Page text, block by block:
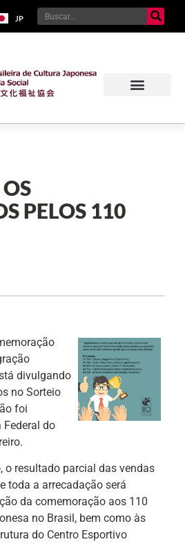
JP
PELOS 110
divulgando
no Sorteio
foi
Federal do
o resultado parcial das vendas
toda a arrecadação será
da comemoração aos 110
no Brasil, bem como às
do Centro Esportivo